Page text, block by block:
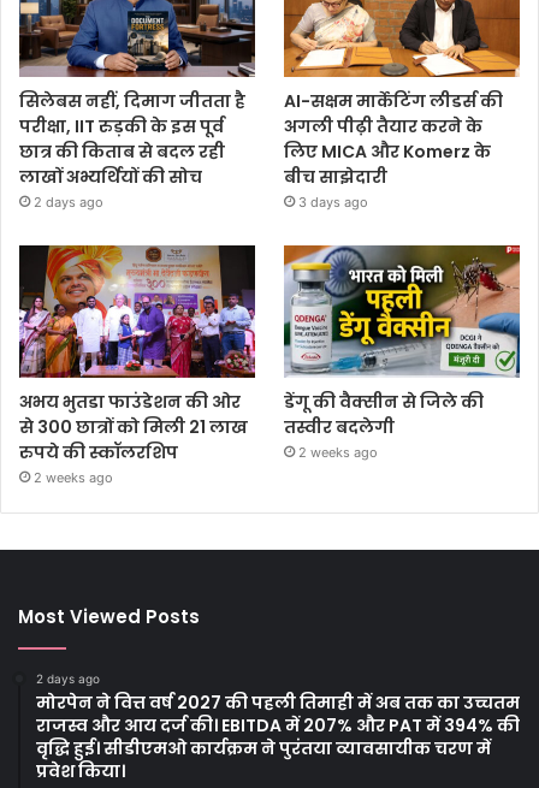
सिलेबस नहीं, दिमाग जीतता है
परीक्षा, IIT रुड़की के इस पूर्व
छात्र की किताब से बदल रही
लाखों अभ्यर्थियों की सोच
2 days ago
AI-सक्षम मार्केटिंग लीडर्स की
अगली पीढ़ी तैयार करने के
लिए MICA और Komerz के
बीच साझेदारी
3 days ago
अभय भुतडा फाउंडेशन की ओर
से 300 छात्रों को मिली 21 लाख
रुपये की स्कॉलरशिप
2 weeks ago
डेंगू की वैक्सीन से जिले की
तस्वीर बदलेगी
2 weeks ago
Most Viewed Posts
2 days ago
मोरपेन ने वित्त वर्ष 2027 की पहली तिमाही में अब तक का उच्चतम
राजस्व और आय दर्ज की। EBITDA में 207% और PAT में 394% की
वृद्धि हुई। सीडीएमओ कार्यक्रम ने पुरंतया व्यावसायीक चरण में
प्रवेश किया।